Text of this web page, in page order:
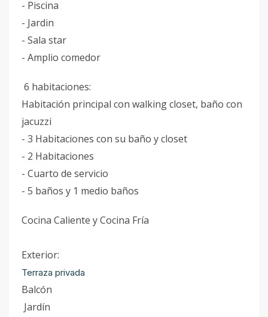
- Piscina
- Jardin
- Sala star
- Amplio comedor
6 habitaciones:
Habitación principal con walking closet, baño con
jacuzzi
- 3 Habitaciones con su baño y closet
- 2 Habitaciones
- Cuarto de servicio
- 5 baños y 1 medio baños
Cocina Caliente y Cocina Fría
Exterior:
Terraza privada
Balcón
Jardín